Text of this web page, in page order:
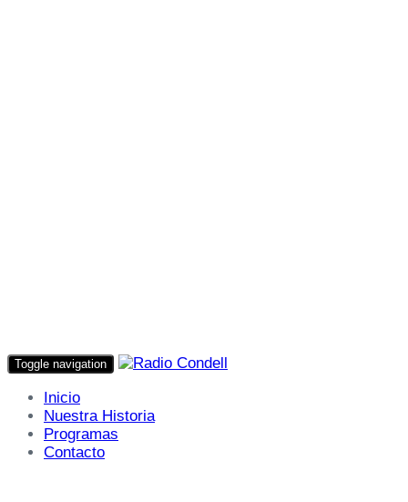
Toggle navigation
Inicio
Nuestra Historia
Programas
Contacto